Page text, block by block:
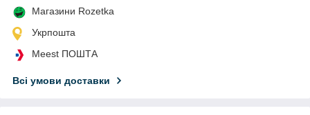
Магазини Rozetka
Укрпошта
Meest ПОШТА
Всі умови доставки